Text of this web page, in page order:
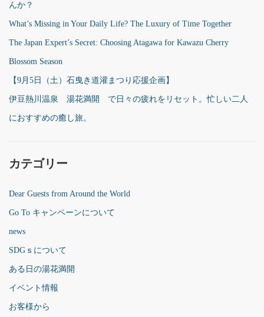
んか？
What’s Missing in Your Daily Life? The Luxury of Time Together
The Japan Expert’s Secret: Choosing Atagawa for Kawazu Cherry
Blossom Season
【9月5日（土）石曳き道灌まつり応援企画】
伊豆熱川温泉 湯花満開 で日々の疲れをリセット。忙しい二人
におすすめの癒し旅。
カテゴリー
Dear Guests from Around the World
Go To キャンペーンについて
news
SDGｓについて
ある日の湯花満開
イベント情報
お客様から